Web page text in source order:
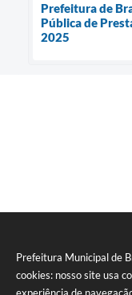
Prefeitura Municipal de
cookies: nosso site usa
Prefeitura de
Pública de
2025